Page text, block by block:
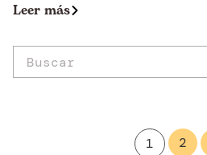
Leer más
1 2